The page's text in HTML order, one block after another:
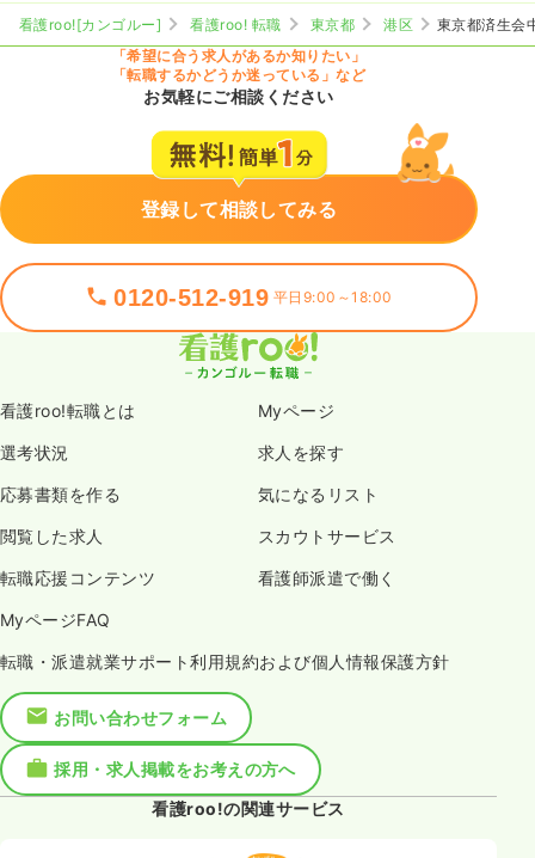
看護roo![カンゴルー] 看護roo! 転職 東京都 港区
東京都済生会
「希望に合う求人があるか知りたい」
「転職するかどうか迷っている」など
お気軽にご相談ください
登録して相談してみる
0120-512-919 平日9:00～18:00
看護roo!転職とは Myページ
選考状況 求人を探す
応募書類を作る 気になるリスト
閲覧した求人 スカウトサービス
転職応援コンテンツ 看護師派遣で働く
MyページFAQ
転職・派遣就業サポート利用規約および個人情報保護方針
お問い合わせフォーム
採用・求人掲載をお考えの方へ
看護roo!の関連サービス